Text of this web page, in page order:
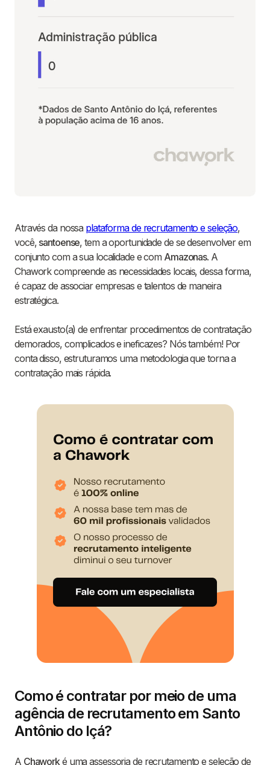
Através da nossa plataforma de recrutamento e seleção,
você, santoense, tem a oportunidade de se desenvolver em
conjunto com a sua localidade e com Amazonas. A
Chawork compreende as necessidades locais, dessa forma,
é capaz de associar empresas e talentos de maneira
estratégica.
Está exausto(a) de enfrentar procedimentos de contratação
demorados, complicados e ineficazes? Nós também! Por
conta disso, estruturamos uma metodologia que torna a
contratação mais rápida.
Como é contratar por meio de uma
agência de recrutamento em Santo
Antônio do Içá?
A Chaworké uma assessoria de recrutamento e seleção de